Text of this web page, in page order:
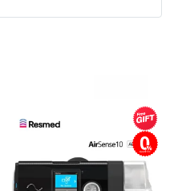
ผ่อนชำระ